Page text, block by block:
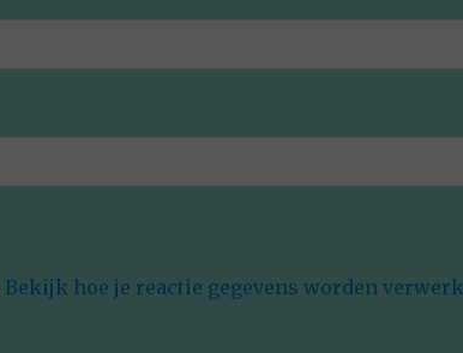
Bekijk hoe je reactie gegevens worden